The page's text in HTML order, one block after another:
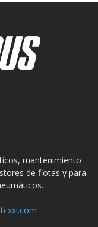
mantenimiento
de flotas y para